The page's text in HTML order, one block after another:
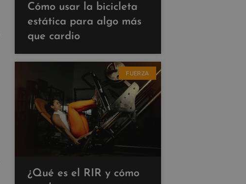
Cómo usar la bicicleta
estática para algo más
que cardio
FUERZA
¿Qué es el RIR y cómo